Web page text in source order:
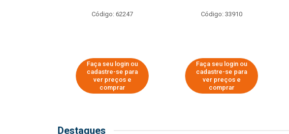
Código: 62247
Faça seu login ou
cadastre-se para
ver preços e
comprar
Código: 33910
Faça seu login ou
cadastre-se para
ver preços e
comprar
Destaques